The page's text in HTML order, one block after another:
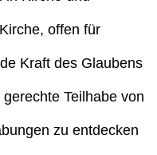
offen für
Kraft des Glaubens
Teilhabe von
zu entdecken